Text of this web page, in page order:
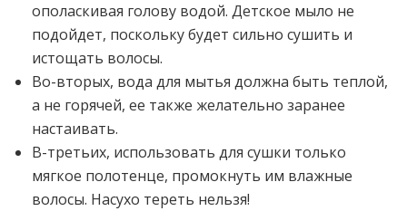
ополаскивая голову водой. Детское мыло не
подойдет, поскольку будет сильно сушить и
истощать волосы.
Во-вторых, вода для мытья должна быть теплой,
а не горячей, ее также желательно заранее
настаивать.
В-третьих, использовать для сушки только
мягкое полотенце, промокнуть им влажные
волосы. Насухо тереть нельзя!